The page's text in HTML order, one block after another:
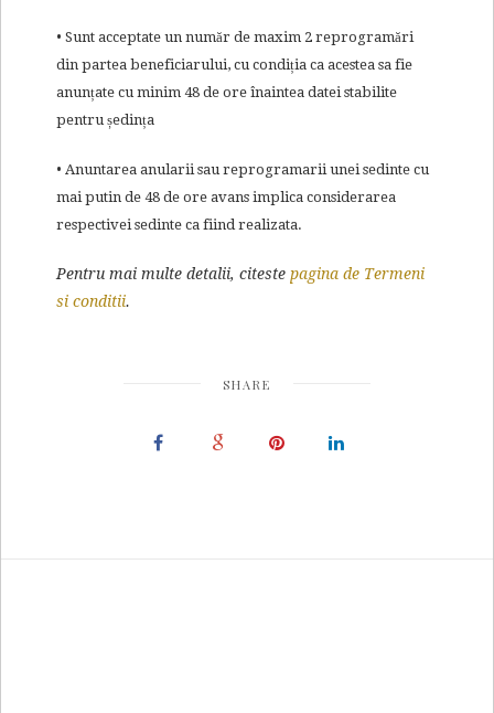
• Sunt acceptate un număr de maxim 2 reprogramări
din partea beneficiarului, cu condiția ca acestea sa fie
anunțate cu minim 48 de ore înaintea datei stabilite
pentru ședința
• Anuntarea anularii sau reprogramarii unei sedinte cu
mai putin de 48 de ore avans implica considerarea
respectivei sedinte ca fiind realizata.
Pentru mai multe detalii, citeste pagina de Termeni
si conditii.
SHARE